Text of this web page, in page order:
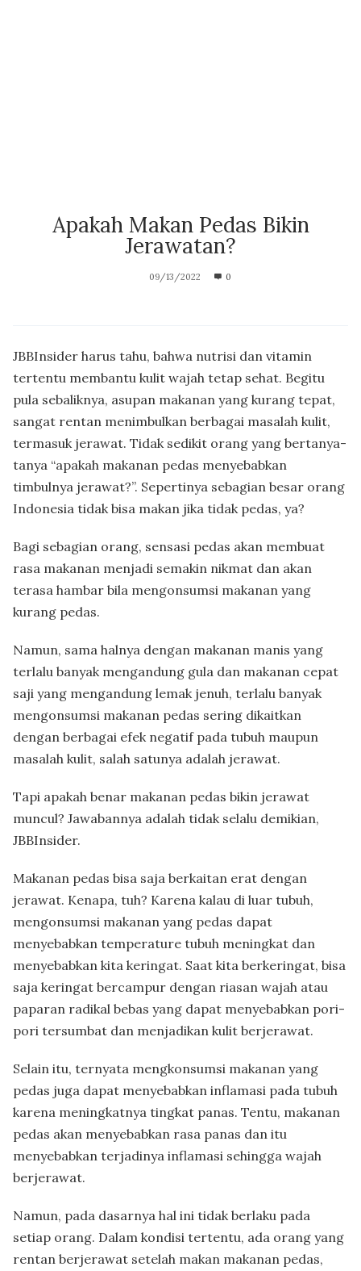
Apakah Makan Pedas Bikin
Jerawatan?
09/13/2022 0
JBBInsider harus tahu, bahwa nutrisi dan vitamin
tertentu membantu kulit wajah tetap sehat. Begitu
pula sebaliknya, asupan makanan yang kurang tepat,
sangat rentan menimbulkan berbagai masalah kulit,
termasuk jerawat. Tidak sedikit orang yang bertanya-
tanya “apakah makanan pedas menyebabkan
timbulnya jerawat?”. Sepertinya sebagian besar orang
Indonesia tidak bisa makan jika tidak pedas, ya?
Bagi sebagian orang, sensasi pedas akan membuat
rasa makanan menjadi semakin nikmat dan akan
terasa hambar bila mengonsumsi makanan yang
kurang pedas.
Namun, sama halnya dengan makanan manis yang
terlalu banyak mengandung gula dan makanan cepat
saji yang mengandung lemak jenuh, terlalu banyak
mengonsumsi makanan pedas sering dikaitkan
dengan berbagai efek negatif pada tubuh maupun
masalah kulit, salah satunya adalah jerawat.
Tapi apakah benar makanan pedas bikin jerawat
muncul? Jawabannya adalah tidak selalu demikian,
JBBInsider.
Makanan pedas bisa saja berkaitan erat dengan
jerawat. Kenapa, tuh? Karena kalau di luar tubuh,
mengonsumsi makanan yang pedas dapat
menyebabkan temperature tubuh meningkat dan
menyebabkan kita keringat. Saat kita berkeringat, bisa
saja keringat bercampur dengan riasan wajah atau
paparan radikal bebas yang dapat menyebabkan pori-
pori tersumbat dan menjadikan kulit berjerawat.
Selain itu, ternyata mengkonsumsi makanan yang
pedas juga dapat menyebabkan inflamasi pada tubuh
karena meningkatnya tingkat panas. Tentu, makanan
pedas akan menyebabkan rasa panas dan itu
menyebabkan terjadinya inflamasi sehingga wajah
berjerawat.
Namun, pada dasarnya hal ini tidak berlaku pada
setiap orang. Dalam kondisi tertentu, ada orang yang
rentan berjerawat setelah makan makanan pedas,